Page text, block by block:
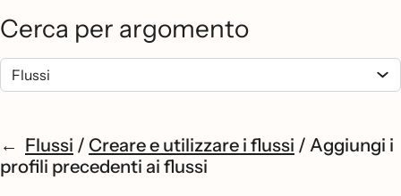
Cerca per argomento
Flussi / Creare e utilizzare i flussi / Aggiungi i
profili precedenti ai flussi